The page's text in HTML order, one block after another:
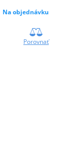
Na objednávku
Porovnať